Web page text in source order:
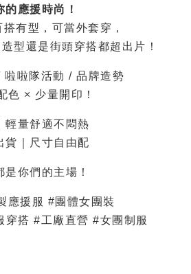
應援時尚！
有型，可當外套穿，
型還是街頭穿搭都超出片！
啦啦隊活動 / 品牌造勢
色 × 少量開印！
輕量舒適不悶熱
貨｜尺寸自由配
你們的主場！
應援服 #團體女團裝
搭 #工廠直營 #女團制服